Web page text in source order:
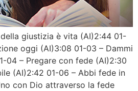
della giustizia è vita (AI)2:44 01-
oggi (AI)3:08 01-03 – Dammi
04 – Pregare con fede (AI)2:30
(AI)2:42 01-06 – Abbi fede in
con Dio attraverso la fede